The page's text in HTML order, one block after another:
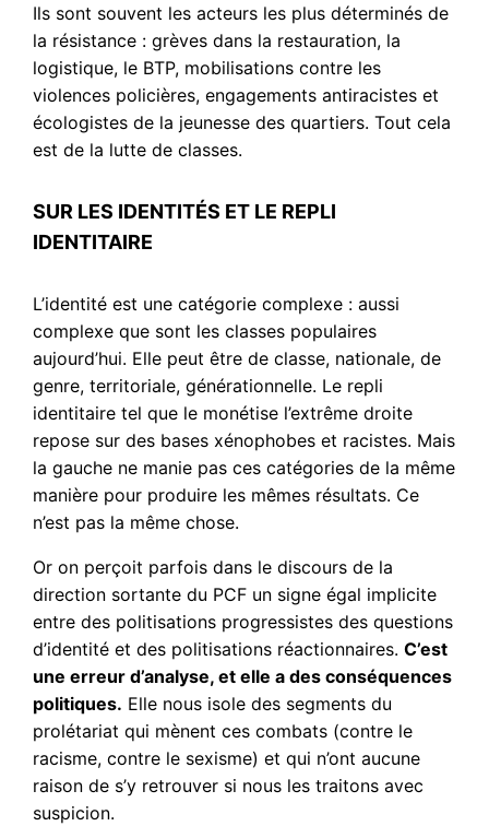
Ils sont souvent les acteurs les plus déterminés de
la résistance : grèves dans la restauration, la
logistique, le BTP, mobilisations contre les
violences policières, engagements antiracistes et
écologistes de la jeunesse des quartiers. Tout cela
est de la lutte de classes.
SUR LES IDENTITÉS ET LE REPLI
IDENTITAIRE
L’identité est une catégorie complexe : aussi
complexe que sont les classes populaires
aujourd’hui. Elle peut être de classe, nationale, de
genre, territoriale, générationnelle. Le repli
identitaire tel que le monétise l’extrême droite
repose sur des bases xénophobes et racistes. Mais
la gauche ne manie pas ces catégories de la même
manière pour produire les mêmes résultats. Ce
n’est pas la même chose.
Or on perçoit parfois dans le discours de la
direction sortante du PCF un signe égal implicite
entre des politisations progressistes des questions
d’identité et des politisations réactionnaires.C’est
une erreur d’analyse, et elle a des conséquences
politiques. Elle nous isole des segments du
prolétariat qui mènent ces combats (contre le
racisme, contre le sexisme) et qui n’ont aucune
raison de s’y retrouver si nous les traitons avec
suspicion.